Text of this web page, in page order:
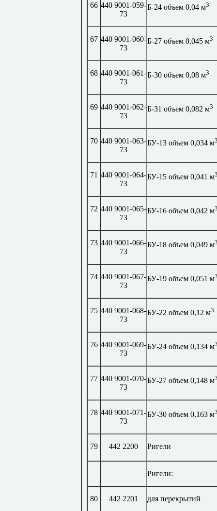
66 440 9001-059-
73
Б-24 объем 0,04 м3
67 440 9001-060-
73
Б-27 объем 0,045 м3
68 440 9001-061-
73
Б-30 объем 0,08 м3
69 440 9001-062-
73
Б-31 объем 0,082 м3
70 440 9001-063-
73
БУ-13 объем 0,034 м
71 440 9001-064-
73
БУ-15 объем 0,041 м
72 440 9001-065-
73
БУ-16 объем 0,042 м
73 440 9001-066-
73
БУ-18 объем 0,049 м
74 440 9001-067-
73
БУ-19 объем 0,051 м
75 440 9001-068-
73
БУ-22 объем 0,12 м3
76 440 9001-069-
73
БУ-24 объем 0,134 м
77 440 9001-070-
73
БУ-27 объем 0,148 м
78 440 9001-071-
73
БУ-30 объем 0,163 м
79 442 2200 Ригели
Ригели:
80 442 2201 для перекрытий